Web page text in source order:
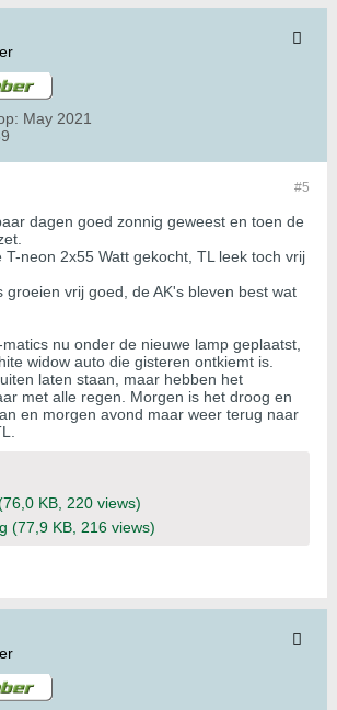
May 2021
#5
dagen goed zonnig geweest en toen de
T-neon 2x55 Watt gekocht, TL leek toch vrij
groeien vrij goed, de AK's bleven best wat
nu onder de nieuwe lamp geplaatst,
widow auto die gisteren ontkiemt is.
laten staan, maar hebben het
met alle regen. Morgen is het droog en
en morgen avond maar weer terug naar
KB, 220 views)
(77,9 KB, 216 views)